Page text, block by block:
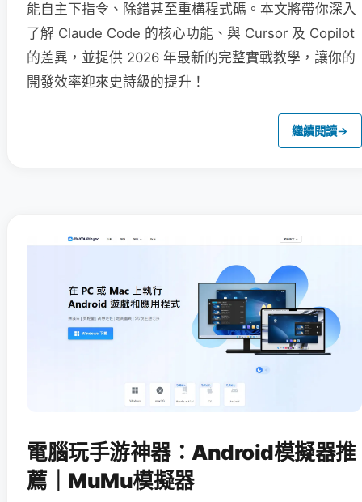
能自主下指令、除錯甚至重構程式碼。本文將帶你深入
了解 Claude Code 的核心功能、與 Cursor 及 Copilot
的差異，並提供 2026 年最新的完整實戰教學，讓你的
開發效率迎來史詩級的提升！
繼續閱讀→
電腦玩手游神器：Android模擬器推
薦｜MuMu模擬器